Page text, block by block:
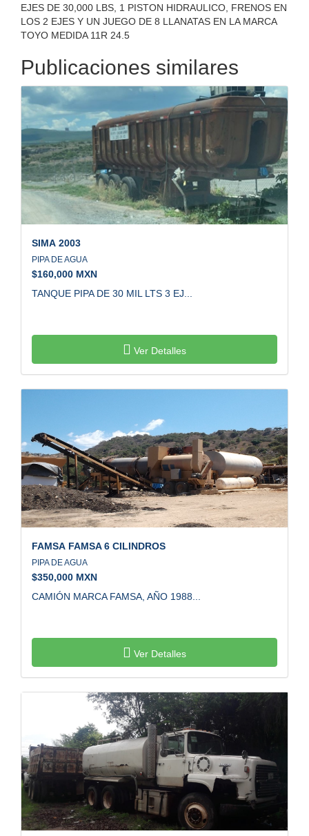
EJES DE 30,000 LBS, 1 PISTON HIDRAULICO, FRENOS EN
LOS 2 EJES Y UN JUEGO DE 8 LLANATAS EN LA MARCA
TOYO MEDIDA 11R 24.5
Publicaciones similares
SIMA 2003
PIPA DE AGUA
$160,000 MXN
TANQUE PIPA DE 30 MIL LTS 3 EJ...
Ver Detalles
FAMSA FAMSA 6 CILINDROS
PIPA DE AGUA
$350,000 MXN
CAMIÓN MARCA FAMSA, AÑO 1988...
Ver Detalles